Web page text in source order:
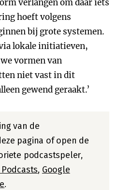
verlangen om daar iets
hoeft volgens
bij grote systemen.
lokale initiatieven,
vormen van
niet vast in dit
gewend geraakt.’
van de
pagina of open de
podcastspeler,
, Google
.